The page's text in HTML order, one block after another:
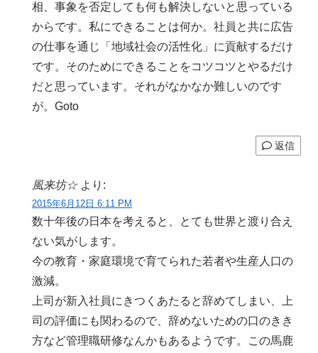
相、事象を否定しても何も解決しないと思っている
からです。私にできることは何か。社員と共に広告
の仕事を通じ「地域社会の活性化」に貢献するだけ
です。そのためにできることをコツコツとやるだけ
だと思っています。それがなかなか難しいのです
が。Goto
返信
風来坊☆ より:
2015年6月12日 6:11 PM
数十年後の日本を考えると、とても世界と渡り合え
ない気がします。
今の教育・家庭環境で育てられた若者や生産人口の
激減。
上司が新入社員にきつくあたると辞めてしまい、上
司の評価にも関わるので、辞めないための口のきき
方など管理職研修なんかもあるようです。この馬鹿